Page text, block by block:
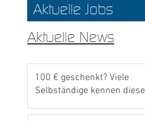
Aktuelle Jobs
Aktuelle News
100 € geschenkt? Viele
Selbständige kennen diese